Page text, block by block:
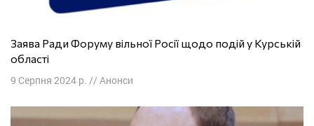
Заява Ради Форуму вільної Росії щодо подій у Курській
області
9 Серпня 2024 р. // Анонси